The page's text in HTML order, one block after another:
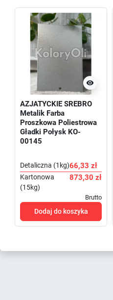

AZJATYCKIE SREBRO
Metalik Farba
Proszkowa Poliestrowa
Gładki Połysk KO-
00145
Detaliczna (1kg)66,33 zł
Kartonowa
(15kg)
873,30 zł
Brutto
Dodaj do koszyka